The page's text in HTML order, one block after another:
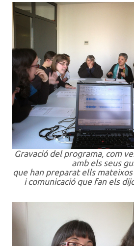
Gravació del programa, com
amb els seus
que han preparat ells
i comunicació que fan els